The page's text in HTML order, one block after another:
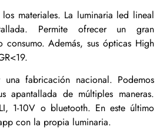
materiales. La luminaria led lineal
Permite ofrecer un gran
Además, sus ópticas High
fabricación nacional. Podemos
apantallada de múltiples maneras.
1-10V o bluetooth. En este último
con la propia luminaria.